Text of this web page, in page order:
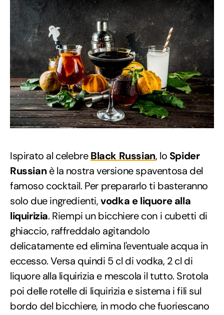
Ispirato al celebreBlack Russian, lo Spider
Russianè la nostra versione spaventosa del
famoso cocktail. Per prepararlo ti basteranno
solo due ingredienti,vodka e liquore alla
liquirizia. Riempi un bicchiere con i cubetti di
ghiaccio, raffreddalo agitandolo
delicatamente ed elimina l'eventuale acqua in
eccesso. Versa quindi 5 cl di vodka, 2 cl di
liquore alla liquirizia e mescola il tutto. Srotola
poi delle rotelle di liquirizia e sistema i fili sul
bordo del bicchiere, in modo che fuoriescano